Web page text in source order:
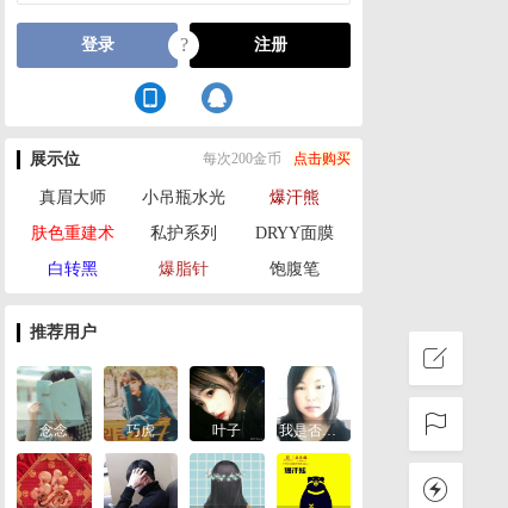
登录 ? 注册
展示位 每次200金币 点击购买
真眉大师 小吊瓶水光
爆汗熊
肤色重建术
私护系列
DRYY面膜
白转黑
爆脂针 饱腹笔
推荐用户
念念 巧虎 叶子 我是否已经忘记你